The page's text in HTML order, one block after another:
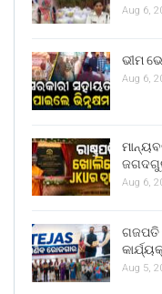
Aug 6,
ଭୀମ
Aug 6,
Aug 6,
ଗଜପତି
Aug 5,